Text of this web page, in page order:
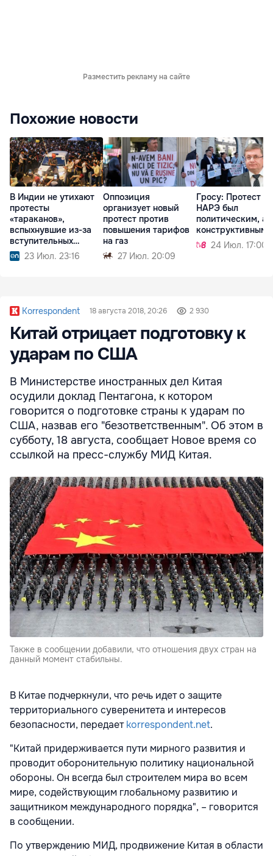
Разместить рекламу на сайте
Похожие новости
В Индии не утихают
протесты
«тараканов»,
вспыхнувшие из-за
вступительных
экзаменов
23 Июл. 23:16
Оппозиция
организует новый
протест против
повышения тарифов
на газ
27 Июл. 20:09
Гросу: Протест у
НАРЭ был
политическим, а
конструктивным
24 Июл. 17:00
Korrespondent 18 августа 2018, 20:26 2 930
Китай отрицает подготовку к
ударам по США
В Министерстве иностранных дел Китая
осудили доклад Пентагона, к котором
говорится о подготовке страны к ударам по
США, назвав его "безответственным". Об этом в
субботу, 18 августа, сообщает Новое время со
ссылкой на пресс-службу МИД Китая.
Также в сообщении добавили, что отношения двух стран на
данный момент стабильны.
В Китае подчеркнули, что речь идет о защите
территориального суверенитета и интересов
безопасности, передаетkorrespondent.net.
"Китай придерживается пути мирного развития и
проводит оборонительную политику национальной
обороны. Он всегда был строителем мира во всем
мире, содействующим глобальному развитию и
защитником международного порядка", – говорится
в сообщении.
По утверждению МИД, продвижение Китая в области